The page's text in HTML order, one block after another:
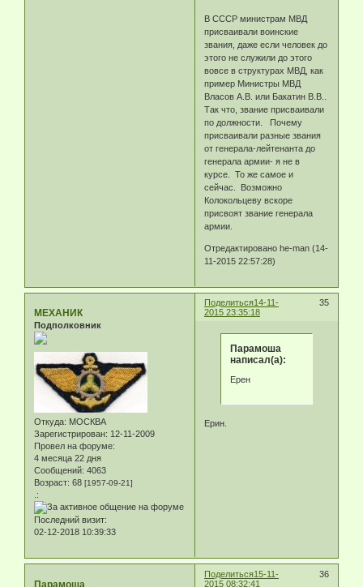
В СССР министрам МВД
присваивали воинские
звания, даже если человек до
этого не служили до этого
вовсе в структурах МВД, как
пример Министры МВД
Власов А.В. или Бакатин В.В..
Так что, звание присваивали
по должности. Почему
присваивали разные звания
от генерала-лейтенанта до
генерала армии- я не в
курсе. То же самое и
сейчас. Возможно
Колокольцеву вскоре
присвоят звание генерала
армии.
Отредактировано he-man (14-
11-2015 22:57:28)
Поделиться 35
14-11-
2015 23:35:18
МЕХАНИК
Подполковник
Откуда: МОСКВА
Зарегистрирован: 12-11-2009
Провел на форуме:
4 месяца 22 дня
Сообщений: 4063
Возраст: 68 [1957-09-21]
.:
Последний визит:
02-12-2018 10:39:33
Парамоша
написал(а):
Ерен
Ерин.
Поделиться 36
15-11-
2015 08:32:41
Парамоша